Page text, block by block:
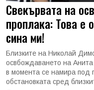
Свекървата на
проплака: Това е
сина ми!
Близките на Николай
освбождаването на
в момента се намира под
обстановката сред